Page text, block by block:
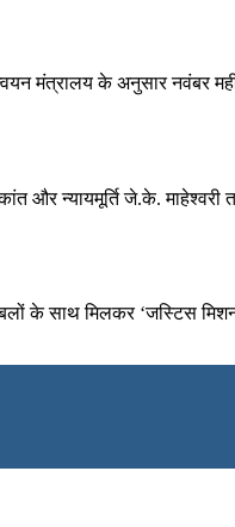
मंत्रालय के अनुसार नवंबर
और न्‍यायमूर्ति जे.के.
के साथ मिलकर ‘जस्टिस